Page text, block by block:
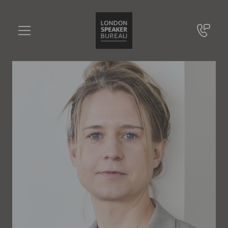
•••
+49 721 9209 8228
Maren Urner
Online Anfrage